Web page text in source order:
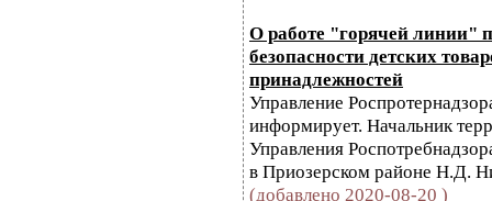
О работе "горячей линии"
безопасности детских
принадлежностей
Управление
информирует. Начальник
Управления
в Приозерском районе Н.Д.
(добавлено 2020-08-20 )